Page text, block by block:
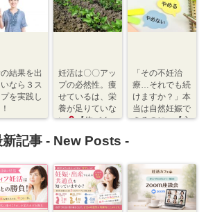
結果を出
なら３ス
を実践し
妊活は〇〇アッ
プの必然性。痩
せているは、栄
養が足りていな
い
【体づく
「その不妊治
療…それでも続
けますか？」本
当は自然妊娠で
きるのに…【心
記事 - New Posts -